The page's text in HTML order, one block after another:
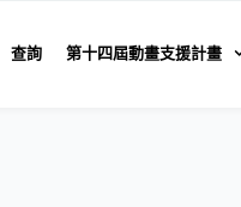
查詢 第十四屆動畫支援計畫